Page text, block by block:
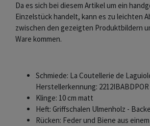
Da es sich bei diesem Artikel um ein
Einzelstück handelt, kann es zu leichten
zwischen den gezeigten Produktbildern
Ware kommen.
Schmiede: La Coutellerie de
Herstellerkennung: 2212IBABDPOR
Klinge: 10 cm matt
Heft: Griffschalen Ulmenholz -
Rücken: Feder und Biene aus